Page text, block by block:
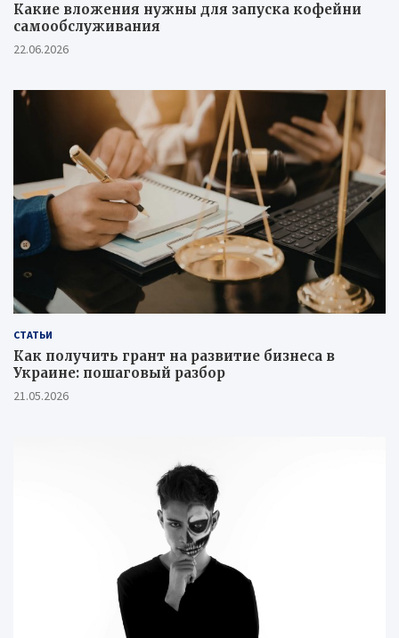
Какие вложения нужны для запуска кофейни
самообслуживания
22.06.2026
СТАТЬИ
Как получить грант на развитие бизнеса в
Украине: пошаговый разбор
21.05.2026